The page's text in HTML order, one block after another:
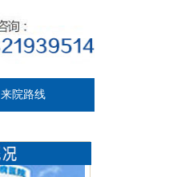
来院路线